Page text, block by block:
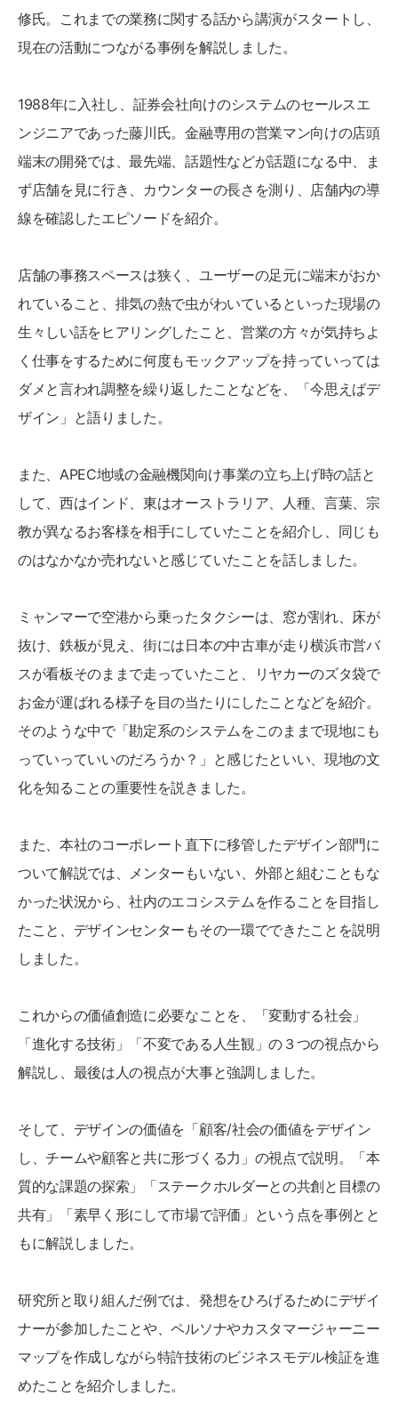
修氏。これまでの業務に関する話から講演がスタートし、
現在の活動につながる事例を解説しました。
1988年に入社し、証券会社向けのシステムのセールスエ
ンジニアであった藤川氏。金融専用の営業マン向けの店頭
端末の開発では、最先端、話題性などが話題になる中、ま
ず店舗を見に行き、カウンターの長さを測り、店舗内の導
線を確認したエピソードを紹介。
店舗の事務スペースは狭く、ユーザーの足元に端末がおか
れていること、排気の熱で虫がわいているといった現場の
生々しい話をヒアリングしたこと、営業の方々が気持ちよ
く仕事をするために何度もモックアップを持っていっては
ダメと言われ調整を繰り返したことなどを、「今思えばデ
ザイン」と語りました。
また、APEC地域の金融機関向け事業の立ち上げ時の話と
して、西はインド、東はオーストラリア、人種、言葉、宗
教が異なるお客様を相手にしていたことを紹介し、同じも
のはなかなか売れないと感じていたことを話しました。
ミャンマーで空港から乗ったタクシーは、窓が割れ、床が
抜け、鉄板が見え、街には日本の中古車が走り横浜市営バ
スが看板そのままで走っていたこと、リヤカーのズタ袋で
お金が運ばれる様子を目の当たりにしたことなどを紹介。
そのような中で「勘定系のシステムをこのままで現地にも
っていっていいのだろうか？」と感じたといい、現地の文
化を知ることの重要性を説きました。
また、本社のコーポレート直下に移管したデザイン部門に
ついて解説では、メンターもいない、外部と組むこともな
かった状況から、社内のエコシステムを作ることを目指し
たこと、デザインセンターもその一環でできたことを説明
しました。
これからの価値創造に必要なことを、「変動する社会」
「進化する技術」「不変である人生観」の３つの視点から
解説し、最後は人の視点が大事と強調しました。
そして、デザインの価値を「顧客/社会の価値をデザイン
し、チームや顧客と共に形づくる力」の視点で説明。「本
質的な課題の探索」「ステークホルダーとの共創と目標の
共有」「素早く形にして市場で評価」という点を事例とと
もに解説しました。
研究所と取り組んだ例では、発想をひろげるためにデザイ
ナーが参加したことや、ペルソナやカスタマージャーニー
マップを作成しながら特許技術のビジネスモデル検証を進
めたことを紹介しました。